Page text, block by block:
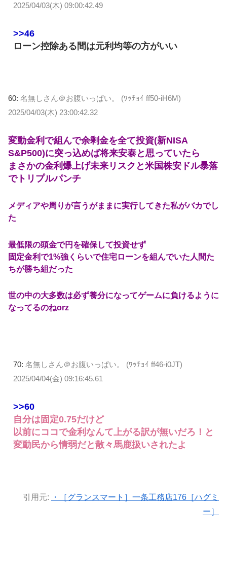
2025/04/03(木) 09:00:42.49
>>46
ローン控除ある間は元利均等の方がいい
60: 名無しさん＠お腹いっぱい。 (ﾜｯﾁｮｲ ff50-iH6M)
2025/04/03(木) 23:00:42.32
変動金利で組んで余剰金を全て投資(新NISA
S&P500)に突っ込めば将来安泰と思っていたら
まさかの金利爆上げ未来リスクと米国株安ドル暴落
でトリプルパンチ
メディアや周りが言うがままに実行してきた私がバカでし
た
最低限の頭金で円を確保して投資せず
固定金利で1%強くらいで住宅ローンを組んでいた人間た
ちが勝ち組だった
世の中の大多数は必ず養分になってゲームに負けるように
なってるのねorz
70: 名無しさん＠お腹いっぱい。 (ﾜｯﾁｮｲ ff46-i0JT)
2025/04/04(金) 09:16:45.61
>>60
自分は固定0.75だけど
以前にココで金利なんて上がる訳が無いだろ！と
変動民から情弱だと散々馬鹿扱いされたよ
引用元:
・［グランスマート］一条工務店176［ハグミ
ー］